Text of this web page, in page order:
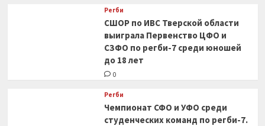
Регби
СШОР по ИВС Тверской области
выиграла Первенство ЦФО и
СЗФО по регби-7 среди юношей
до 18 лет
0
Регби
Чемпионат СФО и УФО среди
студенческих команд по регби-7.